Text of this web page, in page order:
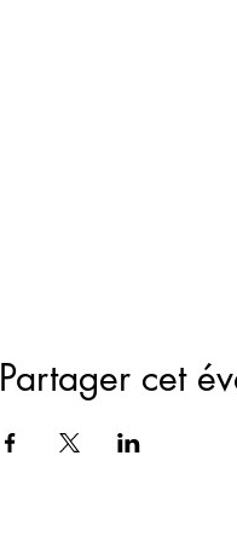
Partager cet